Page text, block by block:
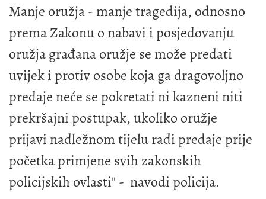
Manje oružja - manje tragedija, odnosno
prema Zakonu o nabavi i posjedovanju
oružja građana oružje se može predati
uvijek i protiv osobe koja ga dragovoljno
predaje neće se pokretati ni kazneni niti
prekršajni postupak, ukoliko oružje
prijavi nadležnom tijelu radi predaje prije
početka primjene svih zakonskih
policijskih ovlasti" - navodi policija.